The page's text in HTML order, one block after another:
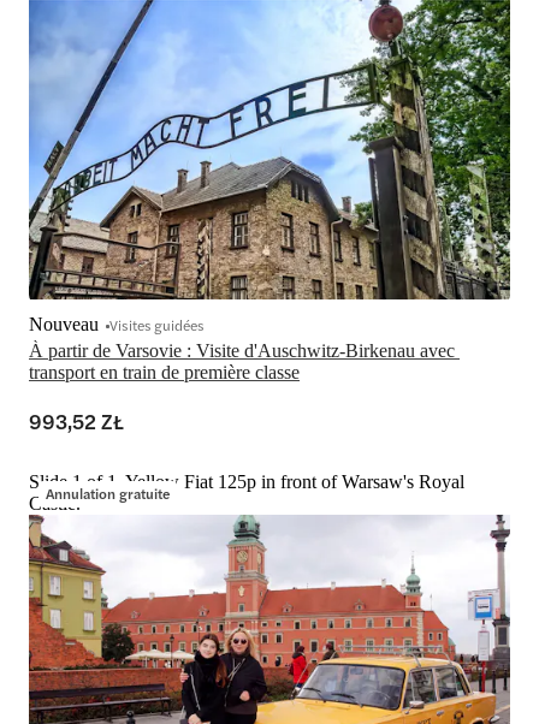
À partir de Varsovie : Visite d'Auschwitz-Birkenau avec
transport en train de première classe
Nouveau Visites guidées
993,52 ZŁ
Annulation gratuite
Slide 1 of 1, Yellow Fiat 125p in front of Warsaw's Royal
Castle.